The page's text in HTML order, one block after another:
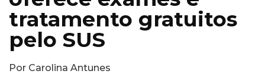
tratamento gratuitos
pelo SUS
Por Carolina Antunes